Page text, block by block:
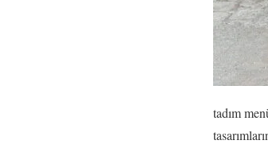
tadım